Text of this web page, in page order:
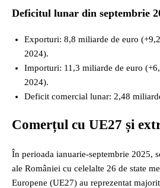
Deficitul lunar din septembrie
Exporturi: 8,8 miliarde de euro
2024).
Importuri: 11,3 miliarde de euro
2024).
Deficit comercial lunar: 2,48
Comerțul cu UE27 și
În perioada ianuarie‑septembrie 2025,
ale României cu celelalte 26 de state
Europene (UE27) au reprezentat